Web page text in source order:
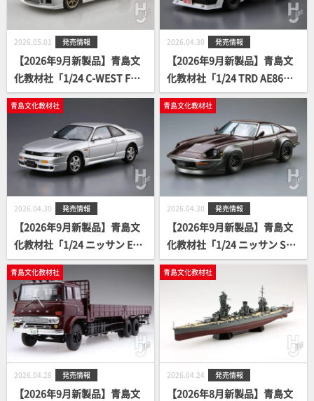
2026.05.01 発売情報
【2026年9月新製品】青島文
化教材社「1/24 C-WEST FD3
S RX-7 '99 (マツダ)」
2026.04.30 発売情報
【2026年9月新製品】青島文
化教材社「1/24 TRD AE86ト
レノ N2仕様 '85 (トヨタ)」
青島文化教材社
2026.04.30 発売情報
【2026年9月新製品】青島文
化教材社「1/24 ニッサン ECR
33 スカイラインGTS25t タイ
プM '94」
青島文化教材社
2026.04.30 発売情報
【2026年9月新製品】青島文
化教材社「1/24 ニッサン S30
フェアレディZ エアロカスタ
ム '75」
青島文化教材社
2026.04.28 発売情報
【2026年9月新製品】青島文
青島文化教材社
2026.04.24 発売情報
【2026年8月新製品】青島文